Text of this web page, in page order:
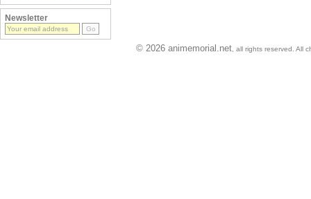
Newsletter
© 2026 animemorial.net , all rights reserved. All